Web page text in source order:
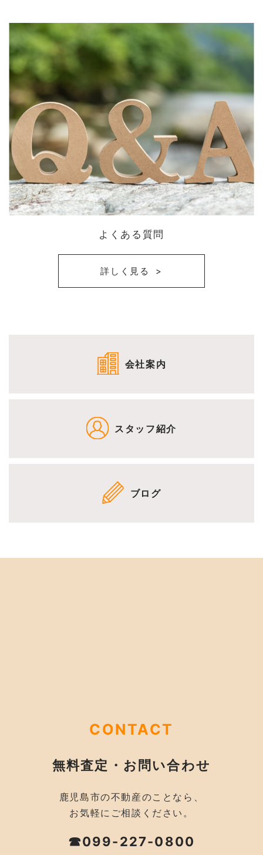
よくある質問
詳しく見る
会社案内
スタッフ紹介
ブログ
CONTACT
無料査定・お問い合わせ
鹿児島市の不動産のことなら、
お気軽にご相談ください。
☎099-227-0800